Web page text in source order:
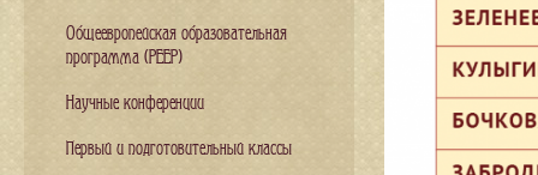
Общеевропейская образовательная
программа (PEEP)
Научные конференции
Первый и подготовительный классы